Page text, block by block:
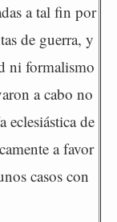
a tal fin por
de guerra, y
ni formalismo
a cabo no
eclesiástica de
a favor
casos con